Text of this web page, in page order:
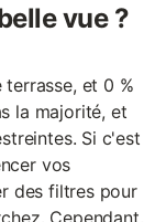
vue ?
et 0 %
la majorité, et
Si c'est
vos
des filtres pour
Cependant,